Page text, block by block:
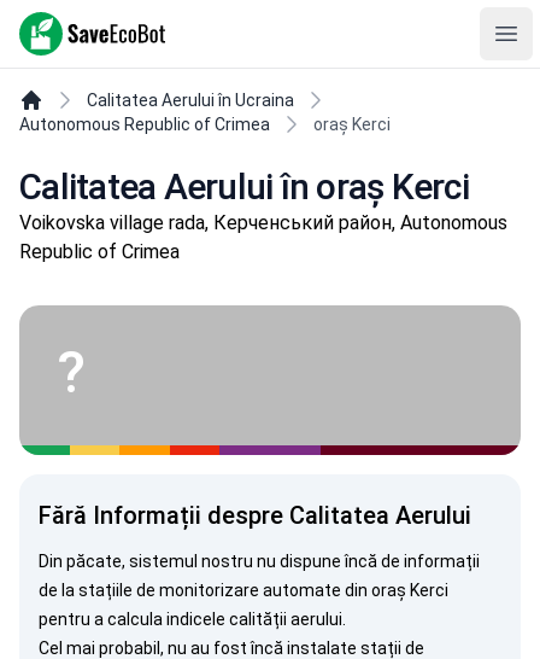
SaveEcoBot
Calitatea Aerului în Ucraina
Autonomous Republic of Crimea
oraș Kerci
Calitatea Aerului în oraș Kerci
Voikovska village rada, Керченський район, Autonomous
Republic of Crimea
?
Fără Informații despre Calitatea Aerului
Din păcate, sistemul nostru nu dispune încă de informații
de la stațiile de monitorizare automate din oraș Kerci
pentru a calcula indicele calității aerului.
Cel mai probabil, nu au fost încă instalate stații de